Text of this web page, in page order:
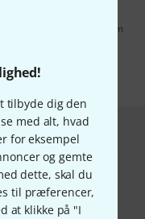
tilbyde dig den
med alt, hvad
for eksempel
og gemte
dette, skal du
til præferencer,
at klikke på "I
jeg mig samtidig
Dette tilsagn kan når som